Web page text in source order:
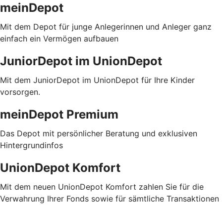
meinDepot
Mit dem Depot für junge Anlegerinnen und Anleger ganz
einfach ein Vermögen aufbauen
JuniorDepot im UnionDepot
Mit dem JuniorDepot im UnionDepot für Ihre Kinder
vorsorgen.
meinDepot Premium
Das Depot mit persönlicher Beratung und exklusiven
Hintergrundinfos
UnionDepot Komfort
Mit dem neuen UnionDepot Komfort zahlen Sie für die
Verwahrung Ihrer Fonds sowie für sämtliche Transaktionen